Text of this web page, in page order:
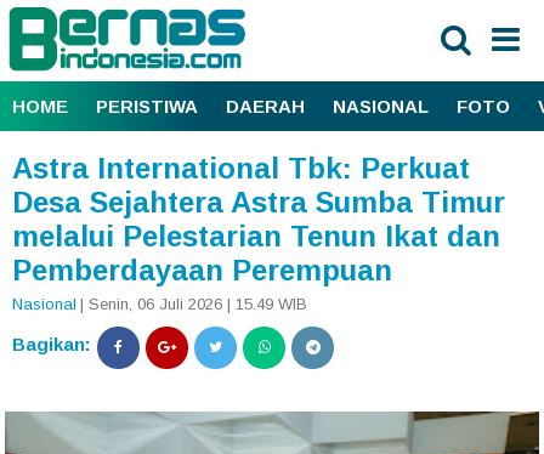
HOME PERISTIWA DAERAH NASIONAL FOTO
Astra International Tbk: Perkuat
Desa Sejahtera Astra Sumba Timur
melalui Pelestarian Tenun Ikat dan
Pemberdayaan Perempuan
Nasional | Senin, 06 Juli 2026 | 15.49 WIB
Bagikan: